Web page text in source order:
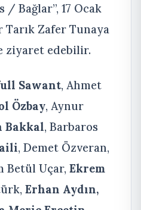
/ Bağlar”, 17 Ocak
Zafer Tunaya
ziyaret edebilir.
Sawant, Ahmet
Özbay, Aynur
Bakkal, Barbaros
, Demet Özveran,
Betül Uçar, Ekrem
Erhan Aydın,